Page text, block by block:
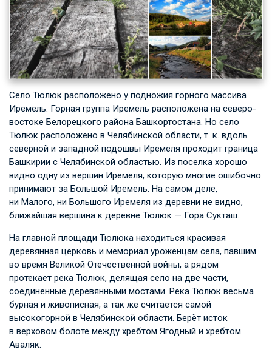
Село Тюлюк расположено у подножия горного массива
Иремель. Горная группа Иремель расположена на северо-
востоке Белорецкого района Башкортостана. Но село
Тюлюк расположено в Челябинской области, т. к. вдоль
северной и западной подошвы Иремеля проходит граница
Башкирии с Челябинской областью. Из поселка хорошо
видно одну из вершин Иремеля, которую многие ошибочно
принимают за Большой Иремель. На самом деле,
ни Малого, ни Большого Иремеля из деревни не видно,
ближайшая вершина к деревне Тюлюк — Гора Сукташ.
На главной площади Тюлюка находиться красивая
деревянная церковь и мемориал уроженцам села, павшим
во время Великой Отечественной войны, а рядом
протекает река Тюлюк, делящая село на две части,
соединенные деревянными мостами. Река Тюлюк весьма
бурная и живописная, а так же считается самой
высокогорной в Челябинской области. Берёт исток
в верховом болоте между хребтом Ягодный и хребтом
Аваляк.